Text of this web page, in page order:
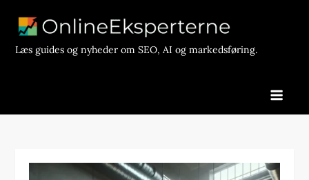
contentLæs guides og nyheder om SEO, AI og markedsføring.